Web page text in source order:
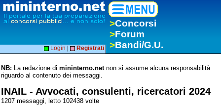
>Concorsi
>Forum
>Bandi/G.U.
Login Registrati
NB: La redazione di mininterno.netnon si assume alcuna responsabilità
riguardo al contenuto dei messaggi.
INAIL - Avvocati, consulenti, ricercatori 2024
1207 messaggi, letto 102438 volte